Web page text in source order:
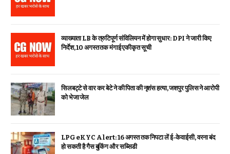
व्याख्याता LB के त्रुटिपूर्ण संविलियन में होगा सुधार: DPI ने जारी किए
निर्देश, 10 अगस्त तक मंगाई एकीकृत सूची
सिलबट्टे से वार कर बेटे ने की पिता की नृशंस हत्या, जशपुर पुलिस ने आरोपी
को भेजा जेल
LPG eKYC Alert: 16 अगस्त तक निपटा लें ई-केवाईसी, वरना बंद
हो सकती है गैस बुकिंग और सब्सिडी